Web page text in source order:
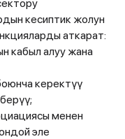
кесиптик жолун
аткарат:
кабыл алуу жана
керектүү
менен
эле